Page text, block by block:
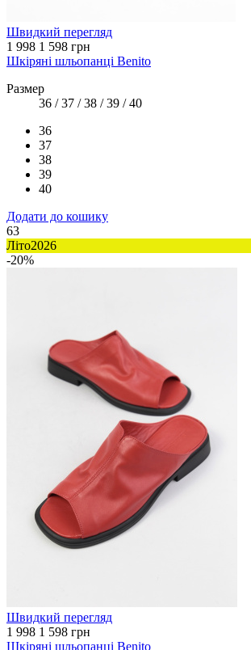
Швидкий перегляд
1 998 1 598 грн
Шкіряні шльопанці Benito
Размер
36 / 37 / 38 / 39 / 40
36
37
38
39
40
Додати до кошику
63
Літо2026
-20%
Швидкий перегляд
1 998 1 598 грн
Шкіряні шльопанці Benito